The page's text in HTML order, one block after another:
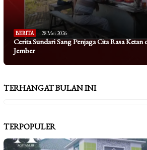
BERITA 28 Mei 2026
Cerita Sundari Sang Penjaga Cita Rasa
Jember
TERHANGAT BULAN INI
TERPOPULER